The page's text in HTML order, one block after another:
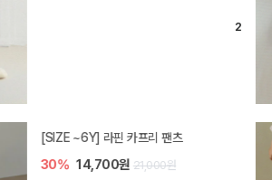
[SIZE ~6Y] 오뎃 라운지웨어
10% 20,700원 23,000원